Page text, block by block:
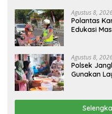
Agustus 8,
Polantas
Edukasi
Agustus 8,
Polsek
Gunakan